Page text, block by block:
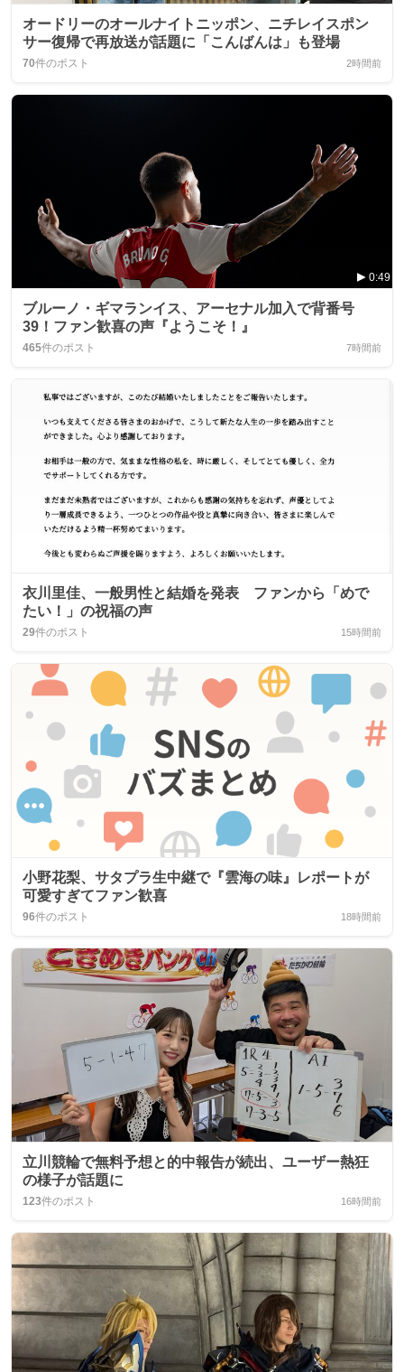
オードリーのオールナイトニッポン、ニチレイスポン
サー復帰で再放送が話題に「こんばんは」も登場
70件のポスト 2時間前
0:49
ブルーノ・ギマランイス、アーセナル加入で背番号
39！ファン歓喜の声『ようこそ！』
465件のポスト 7時間前
衣川里佳、一般男性と結婚を発表 ファンから「めで
たい！」の祝福の声
29件のポスト 15時間前
小野花梨、サタプラ生中継で『雲海の味』レポートが
可愛すぎてファン歓喜
96件のポスト 18時間前
立川競輪で無料予想と的中報告が続出、ユーザー熱狂
の様子が話題に
123件のポスト 16時間前